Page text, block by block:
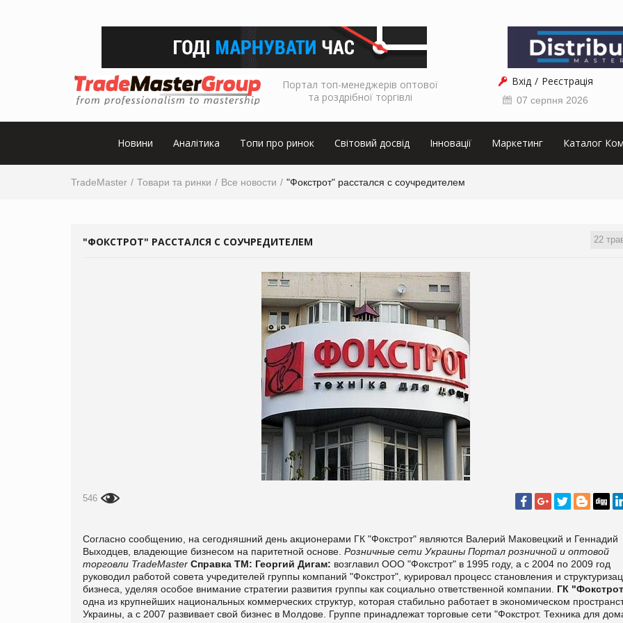
Портал топ-менеджерів оптової
та роздрібної торгівлі
Вхід Реєстрація
07 серпня 2026
Новини Аналітика Топи про ринок Світовий досвід Інновації Маркетинг Каталог
TradeMaster Товари та ринки Все новости "Фокстрот" расстался с соучредителем
22
"ФОКСТРОТ" РАССТАЛСЯ С СОУЧРЕДИТЕЛЕМ
546
Согласно сообщению, на сегодняшний день акционерами ГК "Фокстрот" являются Валерий Маковецкий и Геннадий
Выходцев, владеющие бизнесом на паритетной основе. Розничные сети Украины Портал розничной и оптовой
торговли TradeMaster Справка ТМ: Георгий Дигам: возглавил ООО "Фокстрот" в 1995 году, а с 2004 по 2009 год
руководил работой совета учредителей группы компаний "Фокстрот", курировал процесс становления и
бизнеса, уделяя особое внимание стратегии развития группы как социально ответственной компании. ГК
одна из крупнейших национальных коммерческих структур, которая стабильно работает в экономическом
Украины, а с 2007 развивает свой бизнес в Молдове. Группе принадлежат торговые сети "Фокстрот. Техника для